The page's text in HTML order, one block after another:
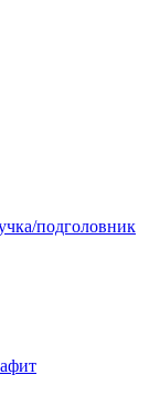
подголовник